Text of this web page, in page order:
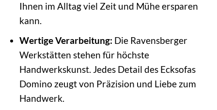
Ihnen im Alltag viel Zeit und Mühe ersparen
kann.
Wertige Verarbeitung: Die Ravensberger
Werkstätten stehen für höchste
Handwerkskunst. Jedes Detail des Ecksofas
Domino zeugt von Präzision und Liebe zum
Handwerk.